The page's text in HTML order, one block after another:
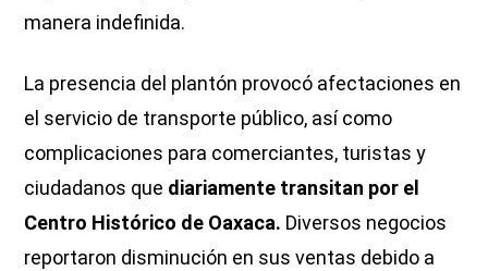
manera indefinida.
La presencia del plantón provocó afectaciones en
el servicio de transporte público, así como
complicaciones para comerciantes, turistas y
ciudadanos que diariamente transitan por el
Centro Histórico de Oaxaca. Diversos negocios
reportaron disminución en sus ventas debido a